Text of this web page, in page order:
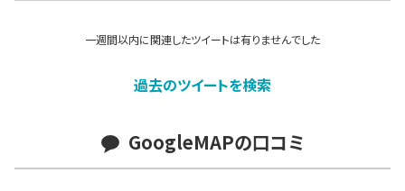
一週間以内に関連したツイートは有りませんでした
過去のツイートを検索
GoogleMAPの口コミ